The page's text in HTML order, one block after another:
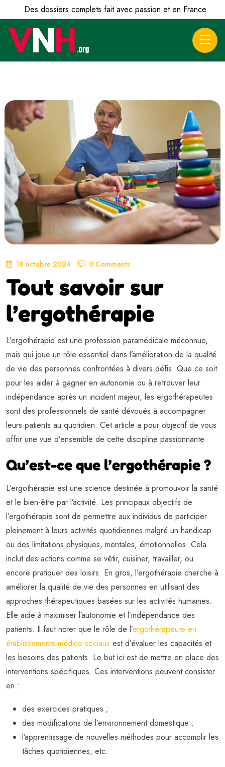
Des dossiers complets fait avec passion et en France
18 octobre 2024 0 Comments
Tout savoir sur
l’ergothérapie
L’ergothérapie est une profession paramédicale méconnue,
mais qui joue un rôle essentiel dans l’amélioration de la qualité
de vie des personnes confrontées à divers défis. Que ce soit
pour les aider à gagner en autonomie ou à retrouver leur
indépendance après un incident majeur, les ergothérapeutes
sont des professionnels de santé dévoués à accompagner
leurs patients au quotidien. Cet article a pour objectif de vous
offrir une vue d’ensemble de cette discipline passionnante.
Qu’est-ce que l’ergothérapie ?
L’ergothérapie est une science destinée à promouvoir la santé
et le bien-être par l’activité. Les principaux objectifs de
l’ergothérapie sont de permettre aux individus de participer
pleinement à leurs activités quotidiennes malgré un handicap
ou des limitations physiques, mentales, émotionnelles. Cela
inclut des actions comme se vêtir, cuisiner, travailler, ou
encore pratiquer des loisirs. En gros, l’ergothérapie cherche à
améliorer la qualité de vie des personnes en utilisant des
approches thérapeutiques basées sur les activités humaines.
Elle aide à maximiser l’autonomie et l’indépendance des
patients. Il faut noter que le rôle de l’ergothérapeute en
établissements médico-sociaux est d’évaluer les capacités et
les besoins des patients. Le but ici est de mettre en place des
interventions spécifiques. Ces interventions peuvent consister
en :
des exercices pratiques ;
des modifications de l’environnement domestique ;
l’apprentissage de nouvelles méthodes pour accomplir les
tâches quotidiennes, etc.